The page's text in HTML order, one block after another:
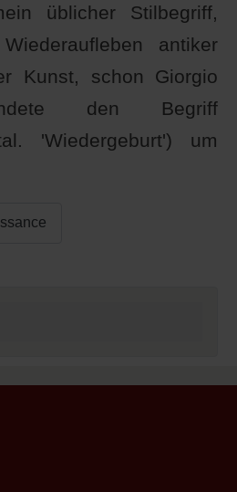
üblicher Stilbegriff,
antiker
Kunst, schon Giorgio
den Begriff
'Wiedergeburt') um